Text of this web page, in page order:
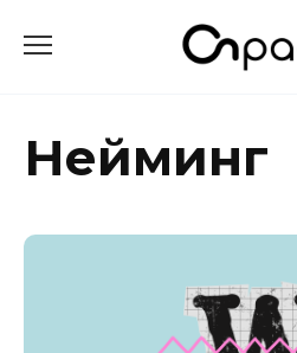
до
Нейминг